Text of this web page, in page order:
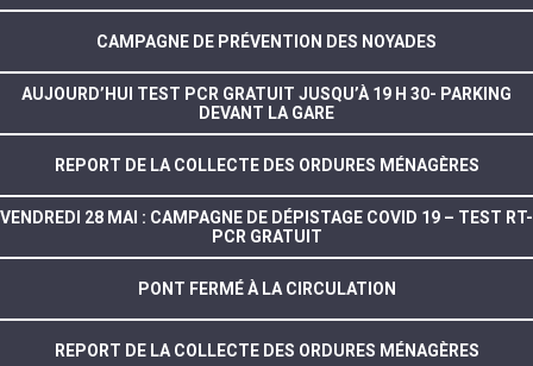
CAMPAGNE DE PRÉVENTION DES NOYADES
AUJOURD’HUI TEST PCR GRATUIT JUSQU’À 19 H 30- PARKING
DEVANT LA GARE
REPORT DE LA COLLECTE DES ORDURES MÉNAGÈRES
VENDREDI 28 MAI : CAMPAGNE DE DÉPISTAGE COVID 19 – TEST RT-
PCR GRATUIT
PONT FERMÉ À LA CIRCULATION
REPORT DE LA COLLECTE DES ORDURES MÉNAGÈRES